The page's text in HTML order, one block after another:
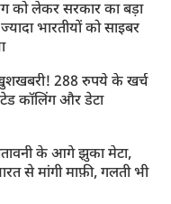
को लेकर सरकार का बड़ा
भारतीयों को साइबर
288 रुपये के खर्च
कॉलिंग और डेटा
के आगे झुका मेटा,
से मांगी माफ़ी, गलती भी